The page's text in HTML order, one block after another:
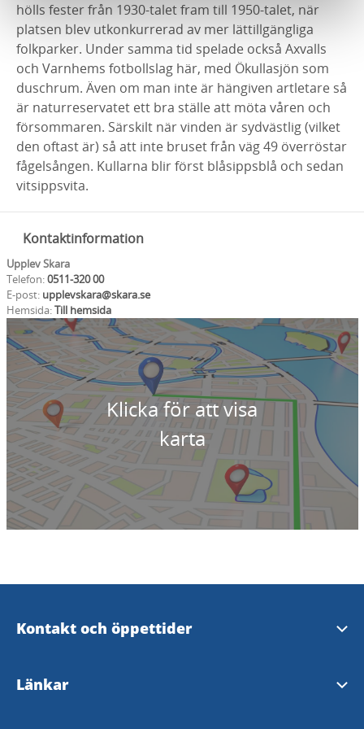
hölls fester från 1930-talet fram till 1950-talet, när
platsen blev utkonkurrerad av mer lättillgängliga
folkparker. Under samma tid spelade också Axvalls
och Varnhems fotbollslag här, med Ökullasjön som
duschrum. Även om man inte är hängiven artletare så
är naturreservatet ett bra ställe att möta våren och
försommaren. Särskilt när vinden är sydvästlig (vilket
den oftast är) så att inte bruset från väg 49 överröstar
fågelsången. Kullarna blir först blåsippsblå och sedan
vitsippsvita.
Kontaktinformation
Upplev Skara
Telefon:0511-320 00
E-post: upplevskara@skara.se
Hemsida:Till hemsida
Klicka för att visa
karta
Kontakt och öppettider
Skara Kontaktcenter
Länkar